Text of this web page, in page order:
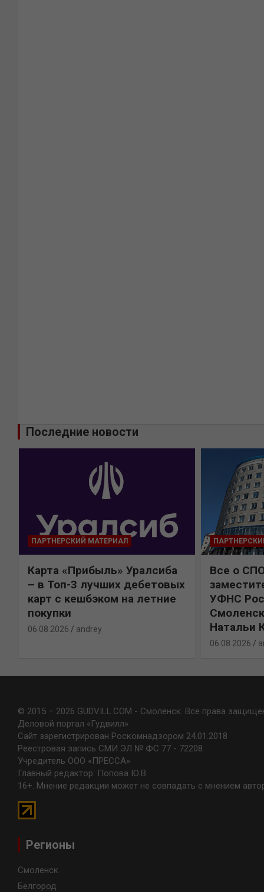
Последние новости
ПАРТНЕРСКИЙ МАТЕРИАЛ
Карта «Прибыль» Уралсиба
– в Топ-3 лучших дебетовых
карт с кешбэком на летние
покупки
06.08.2026 andrey
Все о
УФНС
Натальи
06.08.2026
© 2015 – 2026 GUDVILL.COM - Смоленск. Все права
Деловой портал «Гудвилл»
Сайт зарегистрирован Роскомнадзором 24.01.2018
Реестровая запись СМИ ЭЛ № ФС 77 - 72208
Учредитель ООО «ПРЕССА»
Главный редактор: Попова Ю.В.
16+. Мнение редакции может не совпадать с мнением
Регионы
Смоленск
Белгород